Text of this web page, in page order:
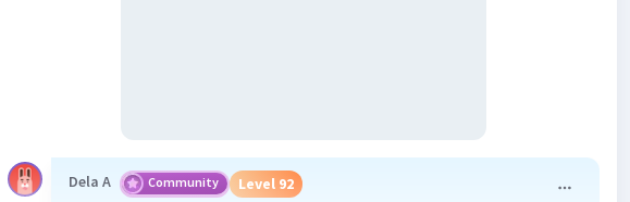
Dela A Community Level 92